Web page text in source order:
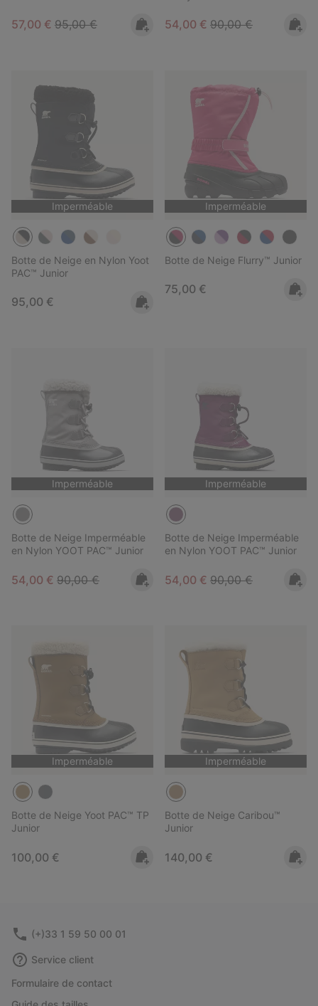
Sale price:
57,00 € Regular price:
95,00 € Sale price:
54,00 € Regular price:
90,00 €
Imperméable
Botte de Neige en Nylon Yoot
PAC™ Junior
Regular price:
95,00 €
Imperméable
Botte de Neige Flurry™ Junior
Regular price:
75,00 €
Imperméable
Botte de Neige Imperméable
en Nylon YOOT PAC™ Junior
Sale price:
54,00 € Regular price:
90,00 €
Imperméable
Botte de Neige Imperméable
en Nylon YOOT PAC™ Junior
Sale price:
54,00 € Regular price:
90,00 €
Imperméable
Botte de Neige Yoot PAC™ TP
Junior
Regular price:
100,00 €
Imperméable
Botte de Neige Caribou™
Junior
Regular price:
140,00 €
(+)33 1 59 50 00 01
Service client
Formulaire de contact